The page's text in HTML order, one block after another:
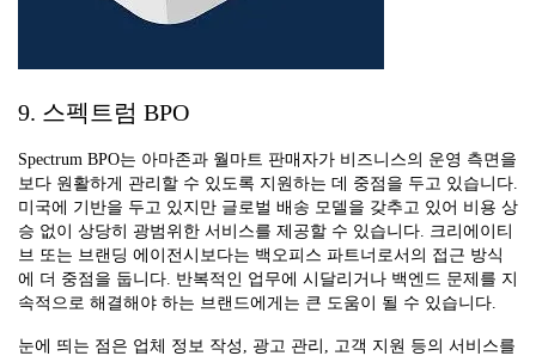
9. 스펙트럼 BPO
Spectrum BPO는 아마존과 월마트 판매자가 비즈니스의 운영 측면을
보다 원활하게 관리할 수 있도록 지원하는 데 중점을 두고 있습니다.
미국에 기반을 두고 있지만 글로벌 배송 모델을 갖추고 있어 비용 상
승 없이 상당히 광범위한 서비스를 제공할 수 있습니다. 크리에이티
브 또는 브랜딩 에이전시보다는 백오피스 파트너로서의 접근 방식
에 더 중점을 둡니다. 반복적인 업무에 시달리거나 백엔드 문제를 지
속적으로 해결해야 하는 브랜드에게는 큰 도움이 될 수 있습니다.
눈에 띄는 점은 업체 정보 작성, 광고 관리, 고객 지원 등의 서비스를